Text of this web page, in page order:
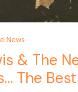
News
& The
The